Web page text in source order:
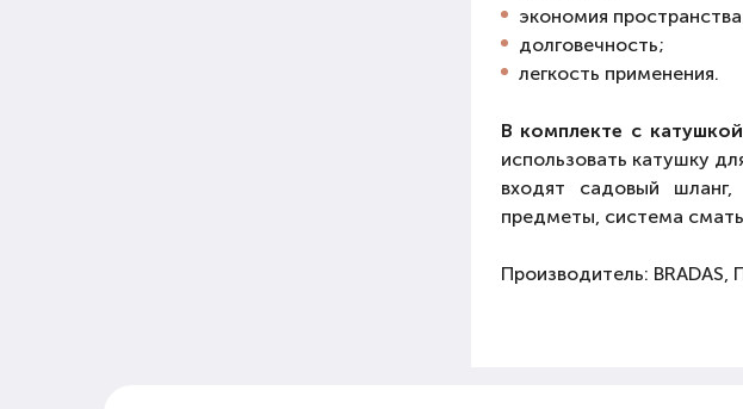
экономия
долговечность;
легкость применения.
В комплекте с
использовать катушку
входят садовый
предметы, система
Производитель: BRADAS,